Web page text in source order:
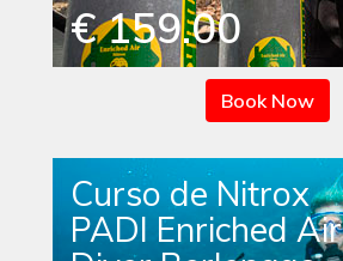
€ 159.00
Book Now
Curso de Nitrox
PADI Enriched Air